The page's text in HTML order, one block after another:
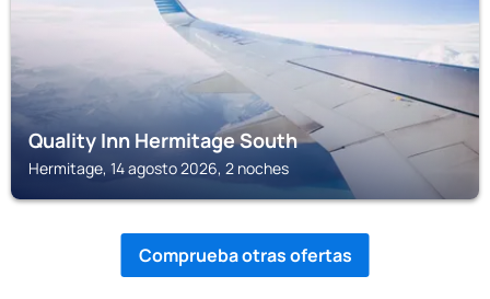
Quality Inn Hermitage South
Hermitage, 14 agosto 2026, 2 noches
Comprueba otras ofertas